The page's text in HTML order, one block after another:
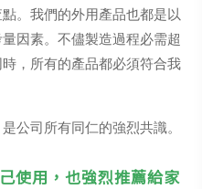
。我們的外用產品也都是以
因素。不儘製造過程必需超
，所有的產品都必須符合我
公司所有同仁的強烈共識。
使用，也強烈推薦給家